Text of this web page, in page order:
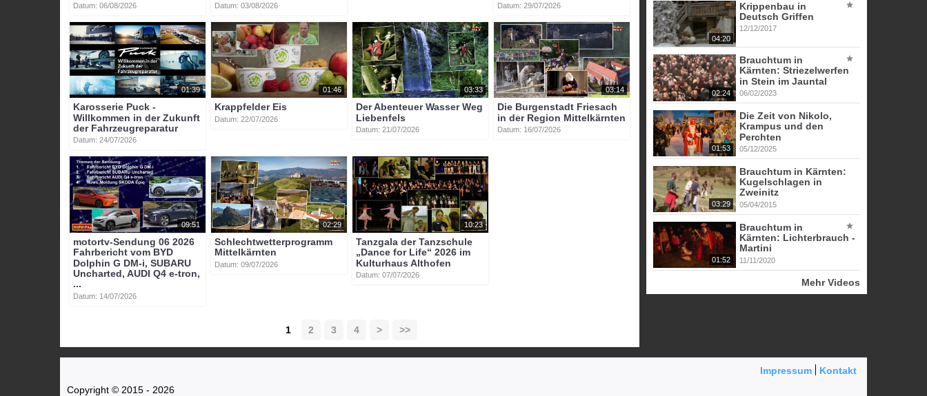
Datum: 06/08/2026 Datum: 03/08/2026 Datum: 29/07/2026
01:39
Karosserie Puck -
Willkommen in der Zukunft
der Fahrzeugreparatur
Datum: 24/07/2026
01:46
Krappfelder Eis
Datum: 22/07/2026
03:33
Der Abenteuer Wasser Weg
Liebenfels
Datum: 21/07/2026
03:14
Die Burgenstadt Friesach
in der Region Mittelkärnten
Datum: 16/07/2026
09:51
motortv-Sendung 06 2026
Fahrbericht vom BYD
Dolphin G DM-i, SUBARU
Uncharted, AUDI Q4 e-tron,
...
Datum: 14/07/2026
02:29
Schlechtwetterprogramm
Mittelkärnten
Datum: 09/07/2026
10:23
Tanzgala der Tanzschule
„Dance for Life“ 2026 im
Kulturhaus Althofen
Datum: 07/07/2026
1 2 3 4 > >>
04:20
Krippenbau in
Deutsch Griffen
12/12/2017
02:24
Brauchtum in
Kärnten: Striezelwerfen
in Stein im Jauntal
06/02/2023
01:53
Die Zeit von Nikolo,
Krampus und den
Perchten
05/12/2025
03:29
Brauchtum in Kärnten:
Kugelschlagen in
Zweinitz
05/04/2015
01:52
Brauchtum in
Kärnten: Lichterbrauch -
Martini
11/11/2020
Mehr Videos
Impressum
Kontakt
Copyright © 2015 - 2026